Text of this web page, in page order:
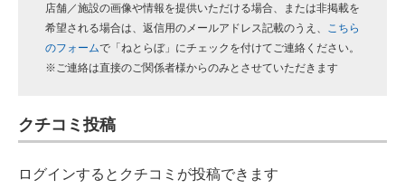
企業ITのトレンドを詳説
経営リーダーのコミュニティ
ITエンジニア向け専門サイト
企業向けIT製品の総合サイト
店舗／施設の画像や情報を提供いただける場合、または非掲載を
希望される場合は、返信用のメールアドレス記載のうえ、
こちら
のフォームで「ねとらぼ」にチェックを付けてご連絡ください。
※ご連絡は直接のご関係者様からのみとさせていただきます
クチコミ投稿
ログインするとクチコミが投稿できます